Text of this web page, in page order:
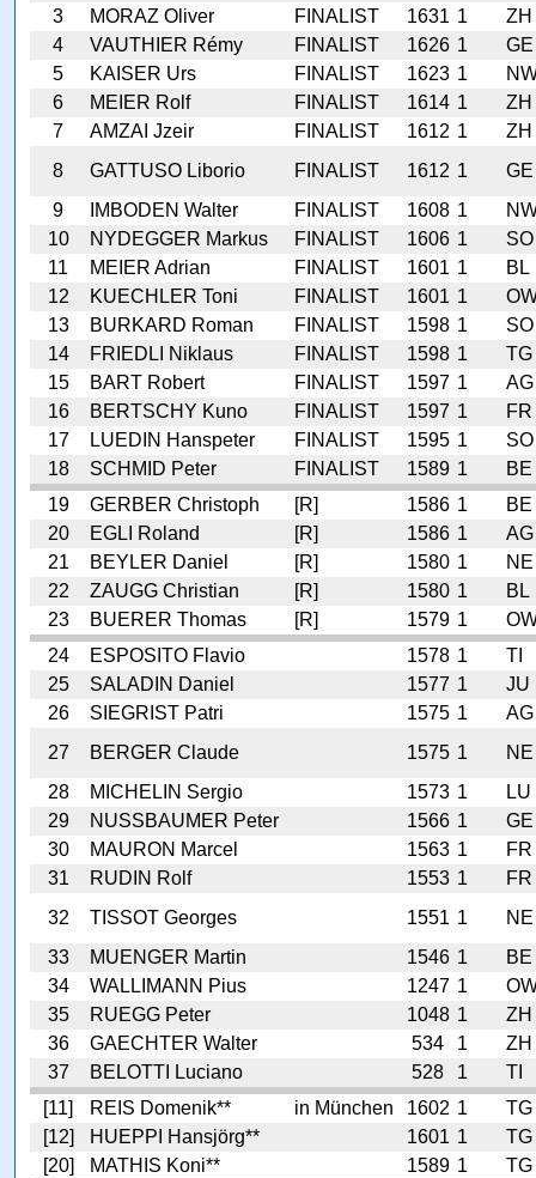
3
MORAZ Oliver FINALIST 1631 1
ZH
4
VAUTHIER Rémy FINALIST 1626 1
GE
5
KAISER Urs FINALIST 1623 1
6
MEIER Rolf FINALIST 1614 1
ZH
7
AMZAI Jzeir FINALIST 1612 1
ZH
8
GATTUSO Liborio FINALIST 1612 1
GE
9
IMBODEN Walter FINALIST 1608 1
10
NYDEGGER Markus FINALIST 1606 1
SO
11
MEIER Adrian FINALIST 1601 1
BL
12
KUECHLER Toni FINALIST 1601 1
13
BURKARD Roman FINALIST 1598 1
SO
14
FRIEDLI Niklaus FINALIST 1598 1
TG
15
BART Robert FINALIST 1597 1
AG
16
BERTSCHY Kuno FINALIST 1597 1
FR
17
LUEDIN Hanspeter FINALIST 1595 1
SO
18
SCHMID Peter FINALIST 1589 1
BE
19
GERBER Christoph [R] 1586 1
BE
20
EGLI Roland [R] 1586 1
AG
21
BEYLER Daniel [R] 1580 1
NE
22
ZAUGG Christian [R] 1580 1
BL
23
BUERER Thomas [R] 1579 1
24
ESPOSITO Flavio 1578 1
TI
25
SALADIN Daniel 1577 1
JU
26
SIEGRIST Patri 1575 1
AG
27
BERGER Claude 1575 1
NE
28
MICHELIN Sergio 1573 1
LU
29
NUSSBAUMER Peter 1566 1
GE
30
MAURON Marcel 1563 1
FR
31
RUDIN Rolf 1553 1
FR
32
TISSOT Georges 1551 1
NE
33
MUENGER Martin 1546 1
BE
34
WALLIMANN Pius 1247 1
35
RUEGG Peter 1048 1
ZH
36
GAECHTER Walter 534 1
ZH
37
BELOTTI Luciano 528 1
TI
[11]
REIS Domenik** in München 1602 1
TG
[12]
HUEPPI Hansjörg** 1601 1
TG
[20]
MATHIS Koni** 1589 1
TG